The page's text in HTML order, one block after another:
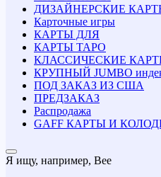
ДИЗАЙНЕРСКИЕ
Карточные игры
КАРТЫ ДЛЯ
КАРТЫ ТАРО
КЛАССИЧЕСКИЕ
КРУПНЫЙ JUMBO
ПОД ЗАКАЗ ИЗ США
ПРЕДЗАКАЗ
Распродажа
GAFF КАРТЫ И
Я ищу, например, Bee